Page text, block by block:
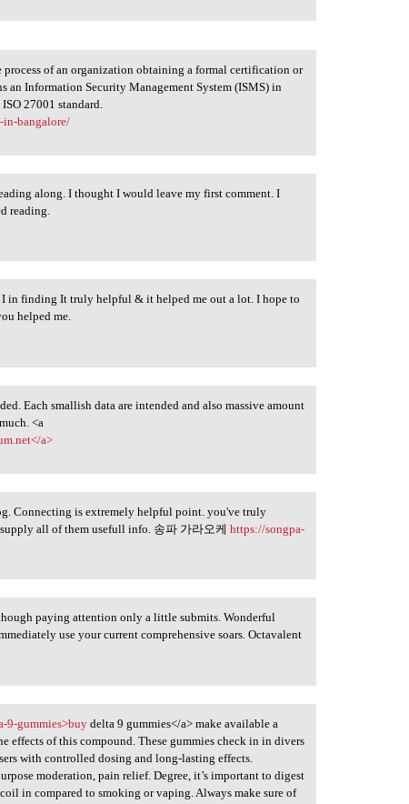
of an organization obtaining a formal certification or
an Information Security Management System (ISMS) in
27001 standard.
in-bangalore/
along. I thought I would leave my first comment. I
reading.
in finding It truly helpful & it helped me out a lot. I hope to
helped me.
Each smallish data are intended and also massive amount
<a
a>
Connecting is extremely helpful point. you've truly
all of them usefull info. 송파 가라오케https://songpa-
paying attention only a little submits. Wonderful
use your current comprehensive soars. Octavalent
9-gummies>buy delta 9 gummies</a> make available a
effects of this compound. These gummies check in in divers
with controlled dosing and long-lasting effects.
moderation, pain relief. Degree, it’s important to digest
in compared to smoking or vaping. Always make sure of